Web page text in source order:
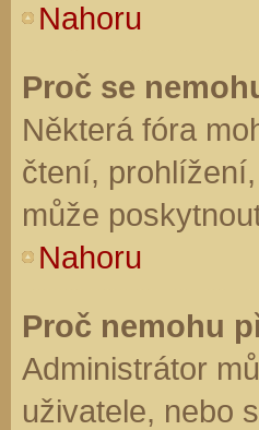
Nahoru
Proč se
Některá fóra
čtení,
může
Nahoru
Proč nemohu
Administrátor
uživatele, nebo